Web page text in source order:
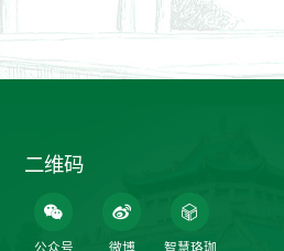
二维码
公众号 微博 智慧珞珈